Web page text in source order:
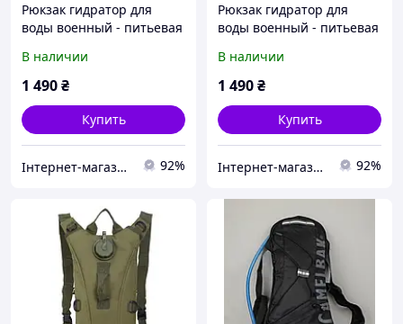
Рюкзак гидратор для
воды военный - питьевая
(Jungle Digital)
В наличии
1 490₴
Купить
Інтернет-магазин "Klever" 92%
Рюкзак гидратор для
воды военный - питьевая
(Ruin camouflage)
В наличии
1 490₴
Купить
Інтернет-магазин "Klever" 92%